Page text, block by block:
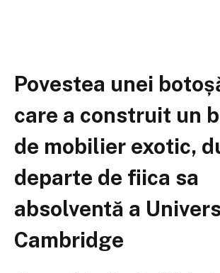
Povestea unei
care a construit un
de mobilier exotic,
departe de fiica sa
absolventă a
Cambridge